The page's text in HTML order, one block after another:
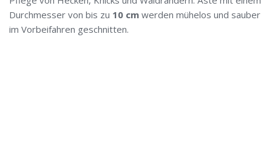
Durchmesser von bis zu 10 cm werden mühelos und sauber
im Vorbeifahren geschnitten.